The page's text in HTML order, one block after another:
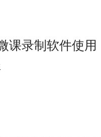
课录制软件使用